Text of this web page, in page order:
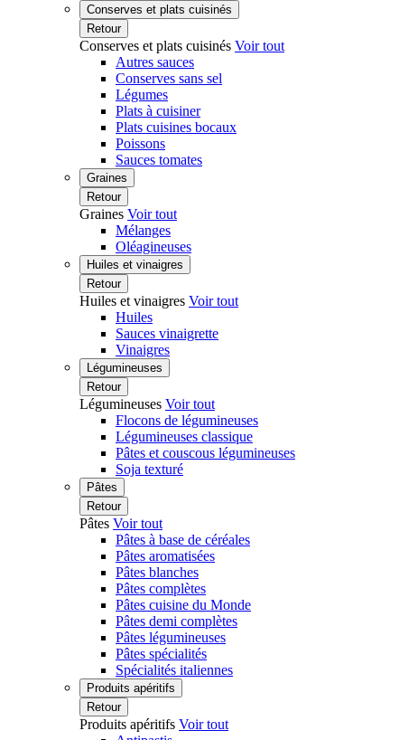
Conserves et plats cuisinés
Retour
Conserves et plats cuisinés Voir tout
Autres sauces
Conserves sans sel
Légumes
Plats à cuisiner
Plats cuisines bocaux
Poissons
Sauces tomates
Graines
Retour
Graines Voir tout
Mélanges
Oléagineuses
Huiles et vinaigres
Retour
Huiles et vinaigres Voir tout
Huiles
Sauces vinaigrette
Vinaigres
Légumineuses
Retour
Légumineuses Voir tout
Flocons de légumineuses
Légumineuses classique
Pâtes et couscous légumineuses
Soja texturé
Pâtes
Retour
Pâtes Voir tout
Pâtes à base de céréales
Pâtes aromatisées
Pâtes blanches
Pâtes complètes
Pâtes cuisine du Monde
Pâtes demi complètes
Pâtes légumineuses
Pâtes spécialités
Spécialités italiennes
Produits apéritifs
Retour
Produits apéritifs Voir tout